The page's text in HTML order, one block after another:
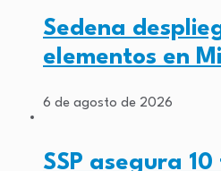
Sedena
elementos en
6 de agosto de 2026
SSP asegura